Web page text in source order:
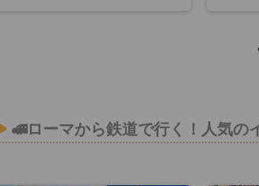
🚅ローマから鉄道で行く！人気の